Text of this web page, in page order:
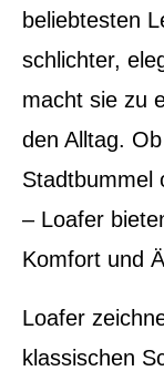
beliebtesten
schlichter,
macht sie zu
den Alltag.
Stadtbummel
– Loafer
Komfort und
Loafer
klassischen